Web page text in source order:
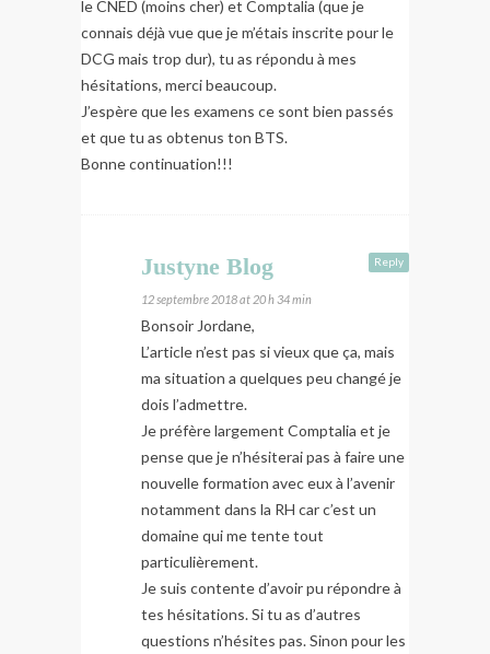
le CNED (moins cher) et Comptalia (que je
connais déjà vue que je m’étais inscrite pour le
DCG mais trop dur), tu as répondu à mes
hésitations, merci beaucoup.
J’espère que les examens ce sont bien passés
et que tu as obtenus ton BTS.
Bonne continuation!!!
Reply
Justyne Blog
12 septembre 2018 at 20 h 34 min
Bonsoir Jordane,
L’article n’est pas si vieux que ça, mais
ma situation a quelques peu changé je
dois l’admettre.
Je préfère largement Comptalia et je
pense que je n’hésiterai pas à faire une
nouvelle formation avec eux à l’avenir
notamment dans la RH car c’est un
domaine qui me tente tout
particulièrement.
Je suis contente d’avoir pu répondre à
tes hésitations. Si tu as d’autres
questions n’hésites pas. Sinon pour les